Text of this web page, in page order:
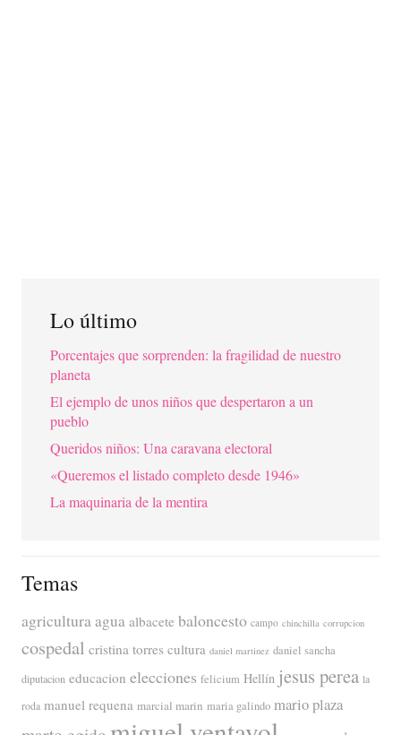
Lo último
Porcentajes que sorprenden: la fragilidad de nuestro
planeta
El ejemplo de unos niños que despertaron a un
pueblo
Queridos niños: Una caravana electoral
«Queremos el listado completo desde 1946»
La maquinaria de la mentira
Temas
agriculturaagua albacete baloncesto campo chinchilla corrupcion
cospedal cristina torres cultura daniel martinez daniel sancha
diputacion educacion elecciones felicium Hellín jesus perea la
roda manuel requena marcial marin maria galindo mario plaza